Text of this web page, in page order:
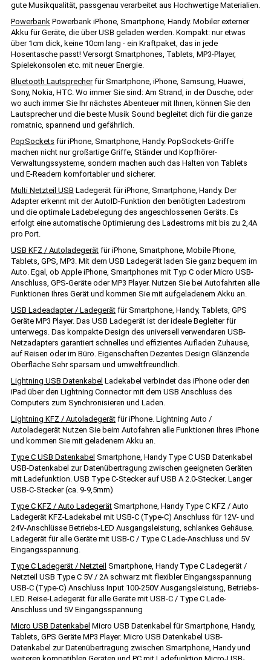
gute Musikqualität, passgenau verarbeitet aus Hochwertige Materialien.
Powerbank Powerbank iPhone, Smartphone, Handy. Mobiler externer
Akku für Geräte, die über USB geladen werden. Kompakt: nur etwas
über 1cm dick, keine 10cm lang - ein Kraftpaket, das in jede
Hosentasche passt! Versorgt Smartphones, Tablets, MP3-Player,
Spielekonsolen etc. mit neuer Energie.
Bluetooth Lautsprecherfür Smartphone, iPhone, Samsung, Huawei,
Sony, Nokia, HTC. Wo immer Sie sind: Am Strand, in der Dusche, oder
wo auch immer Sie Ihr nächstes Abenteuer mit Ihnen, können Sie den
Lautsprecher und die beste Musik Sound begleitet dich für die ganze
romatnic, spannend und gefährlich.
PopSockets für iPhone, Smartphone, Handy. PopSockets-Griffe
machen nicht nur großartige Griffe, Ständer und Kopfhörer-
Verwaltungssysteme, sondern machen auch das Halten von Tablets
und E-Readern komfortabler und sicherer.
Multi Netzteil USB Ladegerät für iPhone, Smartphone, Handy. Der
Adapter erkennt mit der AutoID-Funktion den benötigten Ladestrom
und die optimale Ladebelegung des angeschlossenen Geräts. Es
erfolgt eine automatische Optimierung des Ladestroms mit bis zu 2,4A
pro Port.
USB KFZ / Autoladegerät für iPhone, Smartphone, Mobile Phone,
Tablets, GPS, MP3. Mit dem USB Ladegerät laden Sie ganz bequem im
Auto. Egal, ob Apple iPhone, Smartphones mit Typ C oder Micro USB-
Anschluss, GPS-Geräte oder MP3 Player. Nutzen Sie bei Autofahrten alle
Funktionen Ihres Gerät und kommen Sie mit aufgeladenem Akku an.
USB Ladeadapter / Ladegerät für Smartphone, Handy, Tablets, GPS
Geräte MP3 Player. Das USB Ladegerät ist der ideale Begleiter für
unterwegs. Das kompakte Design des universell verwendaren USB-
Netzadapters garantiert schnelles und effizientes Aufladen Zuhause,
auf Reisen oder im Büro. Eigenschaften Dezentes Design Glänzende
Oberfläche Sehr sparsam und umweltfreundlich.
Lightning USB Datenkabel Ladekabel verbindet das iPhone oder den
iPad über den Lightning Connector mit dem USB Anschluss des
Computers zum Synchronisieren und Laden.
Lightning KFZ / Autoladegerät für iPhone. Lightning Auto /
Autoladegerät Nutzen Sie beim Autofahren alle Funktionen Ihres iPhone
und kommen Sie mit geladenem Akku an.
Type C USB Datenkabel Smartphone, Handy Type C USB Datenkabel
USB-Datenkabel zur Datenübertragung zwischen geeigneten Geräten
mit Ladefunktion. USB Type C-Stecker auf USB A 2.0-Stecker. Langer
USB-C-Stecker (ca. 9-9,5mm)
Type C KFZ / Auto Ladegerät Smartphone, Handy Type C KFZ / Auto
Ladegerät KFZ-Ladekabel mit USB-C (Type-C) Anschluss für 12V- und
24V-Anschlüsse Betriebs-LED Ausgangsleistung, schlankes Gehäuse.
Ladegerät für alle Geräte mit USB-C / Type C Lade-Anschluss und 5V
Eingangsspannung.
Type C Ladegerät / Netzteil Smartphone, Handy Type C Ladegerät /
Netzteil USB Type C 5V / 2A schwarz mit flexibler Eingangsspannung
USB-C (Type-C) Anschluss Input 100-250V Ausgangsleistung, Betriebs-
LED. Reise-Ladegerät für alle Geräte mit USB-C / Type C Lade-
Anschluss und 5V Eingangsspannung
Micro USB Datenkabel Micro USB Datenkabel für Smartphone, Handy,
Tablets, GPS Geräte MP3 Player. Micro USB Datenkabel USB-
Datenkabel zur Datenübertragung zwischen Smartphone, Handy und